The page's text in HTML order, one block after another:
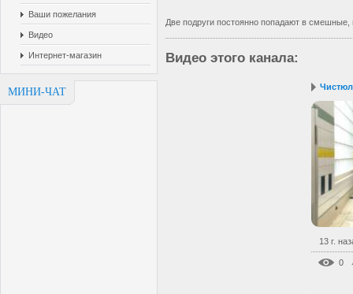
Ваши пожелания
Видео
Интернет-магазин
МИНИ-ЧАТ
Две подруги постоянно попадают в смешные,
Видео этого канала:
13 г.
0